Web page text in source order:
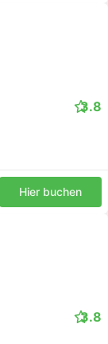
3.8
Hier buchen
3.8